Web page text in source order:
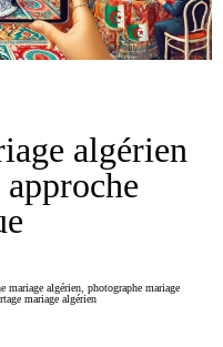
algérien
mariage algérien photographe mariage
mariage algérien